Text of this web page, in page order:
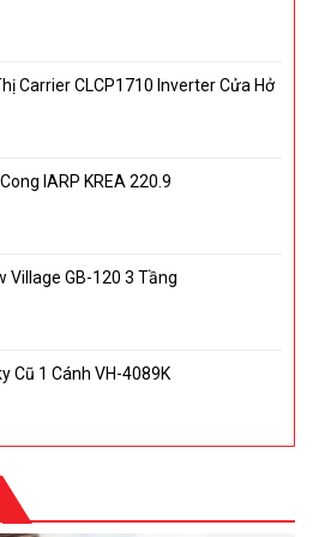
Carrier CLCP1710 Inverter Cửa Hở
IARP KREA 220.9
Village GB-120 3 Tầng
Cũ 1 Cánh VH-4089K